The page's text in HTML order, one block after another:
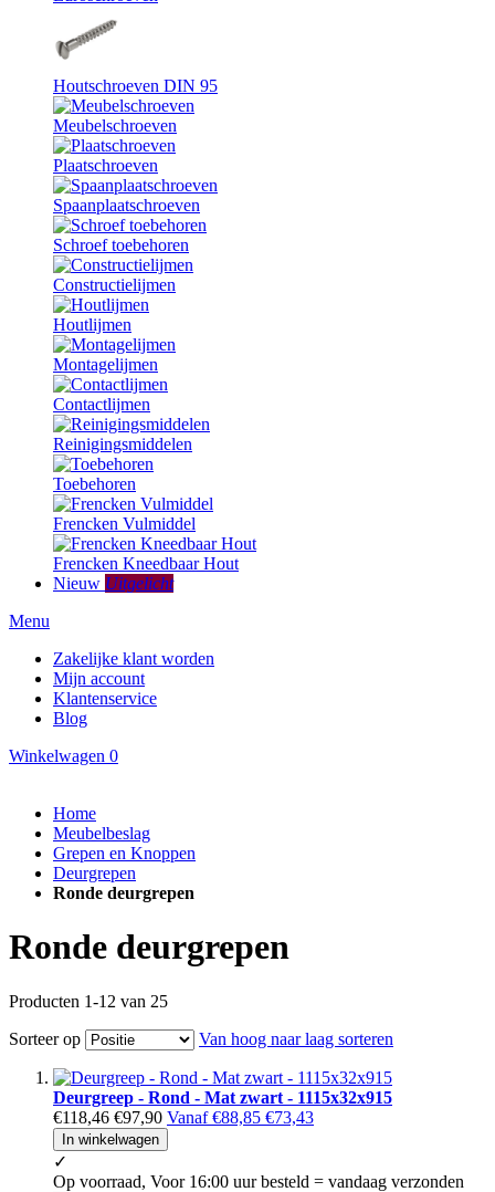
Houtschroeven DIN 95
Meubelschroeven
Plaatschroeven
Spaanplaatschroeven
Schroef toebehoren
Constructielijmen
Houtlijmen
Montagelijmen
Contactlijmen
Reinigingsmiddelen
Toebehoren
Frencken Vulmiddel
Frencken Kneedbaar Hout
Nieuw Uitgelicht
Menu
Zakelijke klant worden
Mijn account
Klantenservice
Blog
Winkelwagen 0
Home
Meubelbeslag
Grepen en Knoppen
Deurgrepen
Ronde deurgrepen
Ronde deurgrepen
Producten 1-12 van 25
Sorteer op
Van hoog naar laag sorteren
Deurgreep - Rond - Mat zwart - 1115x32x915
€118,46 €97,90 Vanaf €88,85 €73,43
In winkelwagen
✓
Op voorraad, Voor 16:00 uur besteld = vandaag verzonden